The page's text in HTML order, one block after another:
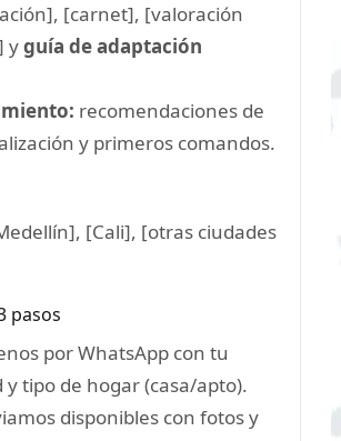
[carnet], [valoración
yguía de adaptación
recomendaciones de
y primeros comandos.
[Cali], [otras ciudades
pasos
por WhatsApp con tu
y tipo de hogar (casa/apto).
disponibles con fotos y